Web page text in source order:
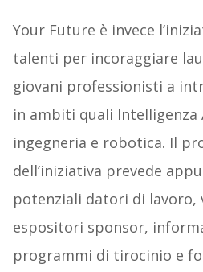
Your Future è invece
talenti per incoraggiare
giovani professionisti a
in ambiti quali Intelligenza
ingegneria e robotica. Il
dell’iniziativa prevede
potenziali datori di lavoro,
espositori sponsor,
programmi di tirocinio e